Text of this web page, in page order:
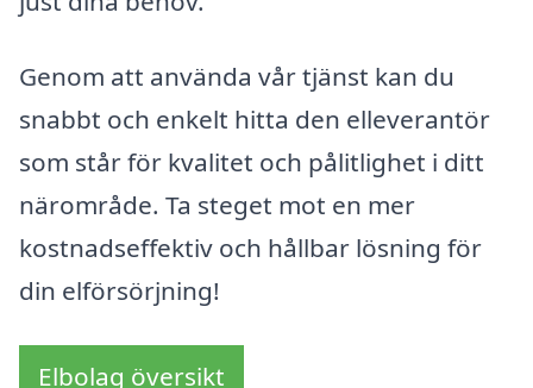
Genom att använda vår tjänst kan du
snabbt och enkelt hitta den elleverantör
som står för kvalitet och pålitlighet i ditt
närområde. Ta steget mot en mer
kostnadseffektiv och hållbar lösning för
din elförsörjning!
Elbolag översikt